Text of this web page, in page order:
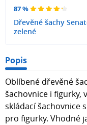
87 %
Dřevěné šachy
zelené
Popis
Oblíbené dřevěné
šachovnice i figurky,
skládací šachovnice
pro figurky. Vhodné